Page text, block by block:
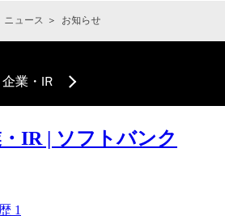
IR | ソフトバンク
1